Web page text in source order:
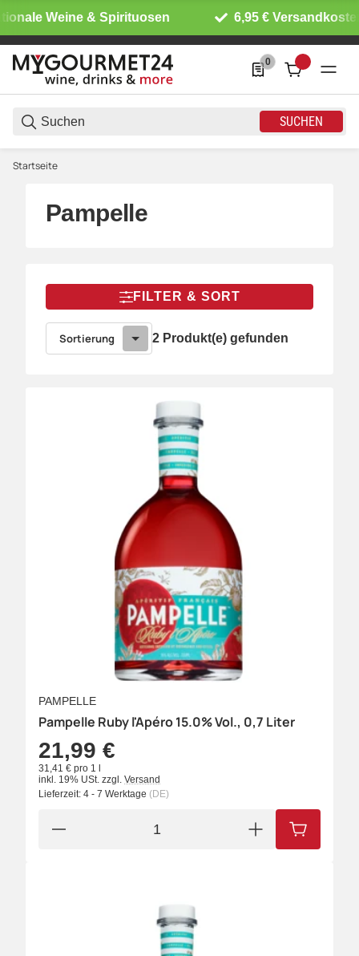
Weine & Spirituosen 6,95 €
SUCHEN
0
0 Produkte in der
Startseite
Pampelle
FILTER & SORT
Sortierung 2 Produkt(e) gefunden
PAMPELLE
Pampelle Ruby l'Apéro 15.0% Vol., 0,7 Liter
21,99 €
31,41 € pro 1 l
inkl. 19% USt. zzgl. Versand
Lieferzeit: 4 - 7 Werktage (DE)
IN DEN